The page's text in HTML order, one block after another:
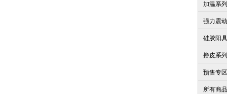
加温系列
强力震动
硅胶阳具
撸皮系列
预售专区
所有商品